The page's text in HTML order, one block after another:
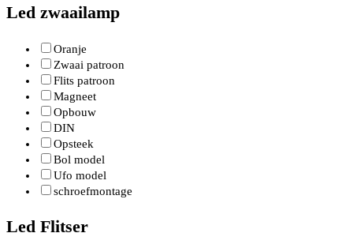
Led zwaailamp
Oranje
Zwaai patroon
Flits patroon
Magneet
Opbouw
DIN
Opsteek
Bol model
Ufo model
schroefmontage
Led Flitser